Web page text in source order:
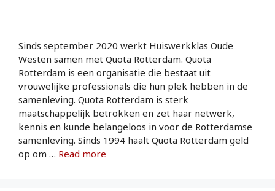
Sinds september 2020 werkt Huiswerkklas Oude
Westen samen met Quota Rotterdam. Quota
Rotterdam is een organisatie die bestaat uit
vrouwelijke professionals die hun plek hebben in de
samenleving. Quota Rotterdam is sterk
maatschappelijk betrokken en zet haar netwerk,
kennis en kunde belangeloos in voor de Rotterdamse
samenleving. Sinds 1994 haalt Quota Rotterdam geld
op om … Read more